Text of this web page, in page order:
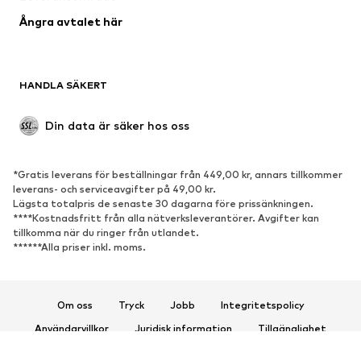
Upcycling
Nytt
Boots & stövlar
Lågskor
Sportkläder
Sporttyper
Sportskor
ACCESSOARER
Ångra avtalet här
HANDLA SÄKERT
Din data är säker hos oss
*Gratis leverans för beställningar från 449,00 kr, annars tillkommer
leverans- och serviceavgifter på 49,00 kr.
Lägsta totalpris de senaste 30 dagarna före prissänkningen.
****Kostnadsfritt från alla nätverksleverantörer. Avgifter kan
tillkomma när du ringer från utlandet.
******Alla priser inkl. moms.
Om oss Tryck Jobb
Integritetspolicy
Användarvillkor
Juridisk information
Tillgänglighet